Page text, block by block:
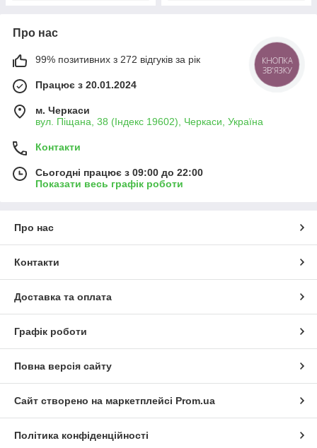
Про нас
99% позитивних з 272 відгуків за рік
Працює з 20.01.2024
м. Черкаси
вул. Піщана, 38 (Індекс 19602), Черкаси, Україна
Контакти
Сьогодні працює з 09:00 до 22:00
Показати весь графік роботи
Про нас
Контакти
Доставка та оплата
Графік роботи
Повна версія сайту
Сайт створено на маркетплейсі Prom.ua
Політика конфіденційності
КНОПКА
ЗВ'ЯЗКУ